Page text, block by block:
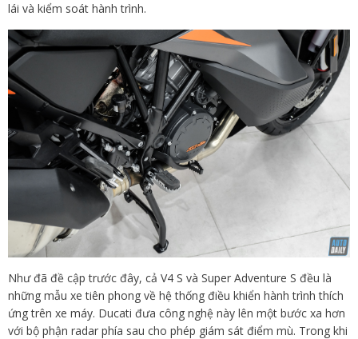
lái và kiểm soát hành trình.
Như đã đề cập trước đây, cả V4 S và Super Adventure S đều là
những mẫu xe tiên phong về hệ thống điều khiển hành trình thích
ứng trên xe máy. Ducati đưa công nghệ này lên một bước xa hơn
với bộ phận radar phía sau cho phép giám sát điểm mù. Trong khi